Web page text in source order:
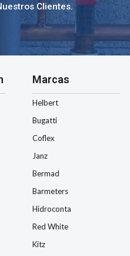
Clientes.
Marcas
Helbert
Bugatti
Coflex
Janz
Bermad
Barmeters
Hidroconta
Red White
Kitz